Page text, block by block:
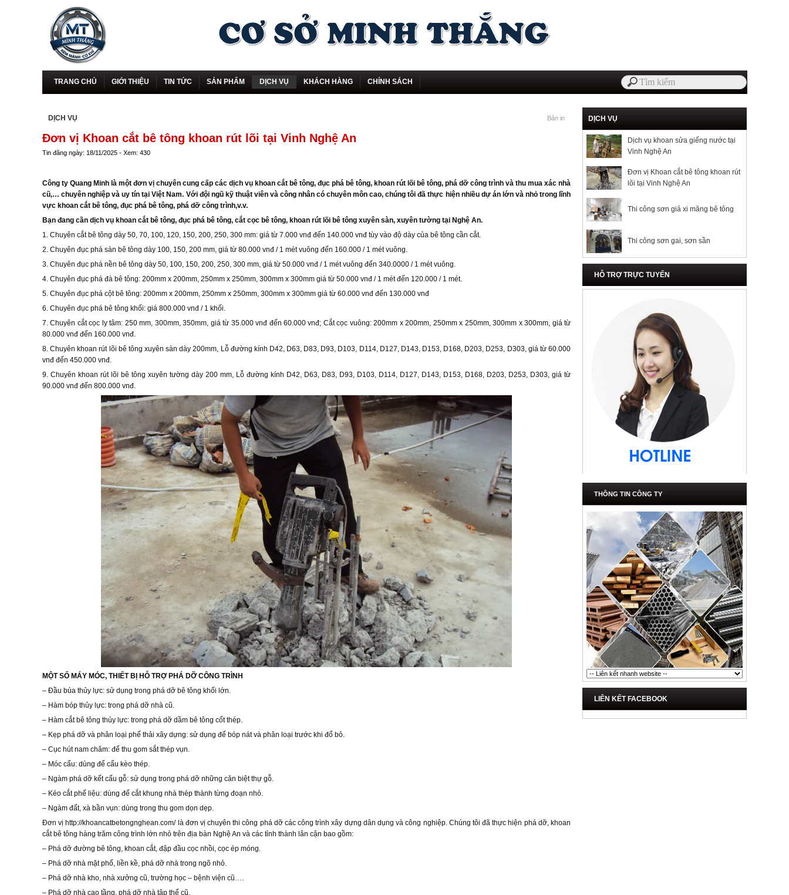
TRANG CHỦ GIỚI THIỆU TIN TỨC SẢN PHẨM DỊCH VỤ KHÁCH HÀNG CHÍNH SÁCH
DỊCH VỤ Bản in
Đơn vị Khoan cắt bê tông khoan rút lõi tại Vinh Nghệ An
Tin đăng ngày: 18/11/2025 - Xem: 430
Công ty Quang Minh là một đơn vị chuyên cung cấp các dịch vụ khoan cắt bê tông, đục phá bê tông, khoan rút lõi bê tông, phá dỡ công trình và thu mua xác nhà
cũ,… chuyên nghiệp và uy tín tại Việt Nam. Với đội ngũ kỹ thuật viên và công nhân có chuyên môn cao, chúng tôi đã thực hiện nhiều dự án lớn và nhỏ trong lĩnh
vực khoan cắt bê tông, đục phá bê tông, phá dỡ công trình,v.v.
Bạn đang cần dịch vụ khoan cắt bê tông, đục phá bê tông, cắt cọc bê tông, khoan rút lõi bê tông xuyên sàn, xuyên tường tại Nghệ An.
1. Chuyên cắt bê tông dày 50, 70, 100, 120, 150, 200, 250, 300 mm: giá từ 7.000 vnđ đến 140.000 vnđ tùy vào độ dày của bê tông cần cắt.
2. Chuyên đục phá sàn bê tông dày 100, 150, 200 mm, giá từ 80.000 vnđ / 1 mét vuông đến 160.000 / 1 mét vuông.
3. Chuyên đục phá nền bê tông dày 50, 100, 150, 200, 250, 300 mm, giá từ 50.000 vnđ / 1 mét vuông đến 340.0000 / 1 mét vuông.
4. Chuyên đục phá đà bê tông: 200mm x 200mm, 250mm x 250mm, 300mm x 300mm giá từ 50.000 vnđ / 1 mét đến 120.000 / 1 mét.
5. Chuyên đục phá cột bê tông: 200mm x 200mm, 250mm x 250mm, 300mm x 300mm giá từ 60.000 vnđ đến 130.000 vnđ
6. Chuyên đục phá bê tông khối: giá 800.000 vnđ / 1 khối.
7. Chuyên cắt cọc ly tâm: 250 mm, 300mm, 350mm, giá từ 35.000 vnđ đến 60.000 vnđ; Cắt cọc vuông: 200mm x 200mm, 250mm x 250mm, 300mm x 300mm, giá từ
80.000 vnđ đến 160.000 vnđ.
8. Chuyên khoan rút lõi bê tông xuyên sàn dày 200mm, Lỗ đường kính D42, D63, D83, D93, D103, D114, D127, D143, D153, D168, D203, D253, D303, giá từ 60.000
vnđ đến 450.000 vnđ.
9. Chuyên khoan rút lõi bê tông xuyên tường dày 200 mm, Lỗ đường kính D42, D63, D83, D93, D103, D114, D127, D143, D153, D168, D203, D253, D303, giá từ
90.000 vnđ đến 800.000 vnđ.
MỘT SỐ MÁY MÓC, THIẾT BỊ HỖ TRỢ PHÁ DỠ CÔNG TRÌNH
– Đầu búa thủy lực: sử dụng trong phá dỡ bê tông khối lớn.
– Hàm bóp thủy lực: trong phá dỡ nhà cũ.
– Hàm cắt bê tông thủy lực: trong phá dỡ dầm bê tông cốt thép.
– Kẹp phá dỡ và phân loại phế thải xây dựng: sử dụng để bóp nát và phân loại trước khi đổ bỏ.
– Cục hút nam châm: để thu gom sắt thép vụn.
– Móc cẩu: dùng để cẩu kèo thép.
– Ngàm phá dỡ kết cấu gỗ: sử dụng trong phá dỡ những căn biệt thự gỗ.
– Kéo cắt phế liệu: dùng để cắt khung nhà thép thành từng đoạn nhỏ.
– Ngàm đất, xà bần vụn: dùng trong thu gom dọn dẹp.
Đơn vị http://khoancatbetongnghean.com/ là đơn vị chuyên thi công phá dỡ các công trình xây dựng dân dụng và công nghiệp. Chúng tôi đã thực hiện phá dỡ, khoan
cắt bê tông hàng trăm công trình lớn nhỏ trên địa bàn Nghệ An và các tỉnh thành lân cận bao gồm:
– Phá dỡ đường bê tông, khoan cắt, đập đầu cọc nhồi, cọc ép móng.
– Phá dỡ nhà mặt phố, liền kề, phá dỡ nhà trong ngõ nhỏ.
– Phá dỡ nhà kho, nhà xưởng cũ, trường học – bệnh viện cũ….
– Phá dỡ nhà cao tầng, phá dỡ nhà tập thể cũ.
DỊCH VỤ
Dịch vụ khoan sửa giếng nước tại
Vinh Nghệ An
Đơn vị Khoan cắt bê tông khoan rút
lõi tại Vinh Nghệ An
Thi công sơn giả xi măng bê tông
Thi công sơn gai, sơn sần
HỖ TRỢ TRỰC TUYẾN
THÔNG TIN CÔNG TY
LIÊN KẾT FACEBOOK